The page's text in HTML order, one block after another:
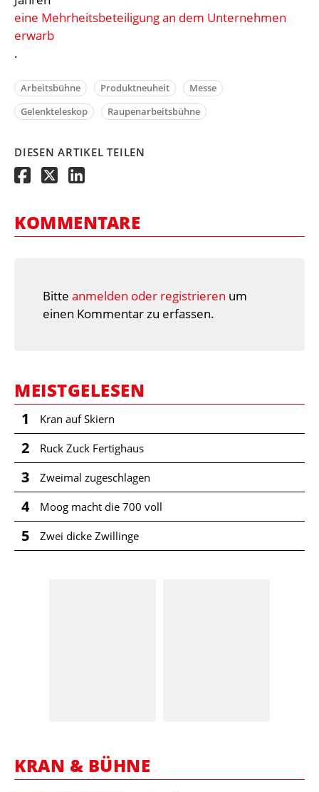
eine Mehrheitsbeteiligung an dem Unternehmen
erwarb
.
Arbeitsbühne Produktneuheit
Messe
Gelenkteleskop
Raupenarbeitsbühne
DIESEN ARTIKEL TEILEN
KOMMENTARE
Bitte anmelden oder registrieren um
einen Kommentar zu erfassen.
MEISTGELESEN
1 Kran auf Skiern
2 Ruck Zuck Fertighaus
3 Zweimal zugeschlagen
4 Moog macht die 700 voll
5 Zwei dicke Zwillinge
KRAN & BÜHNE